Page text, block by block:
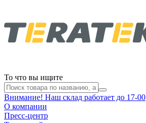
То что вы ищите
Внимание! Наш склад работает до 17-00
О компании
Пресс-центр